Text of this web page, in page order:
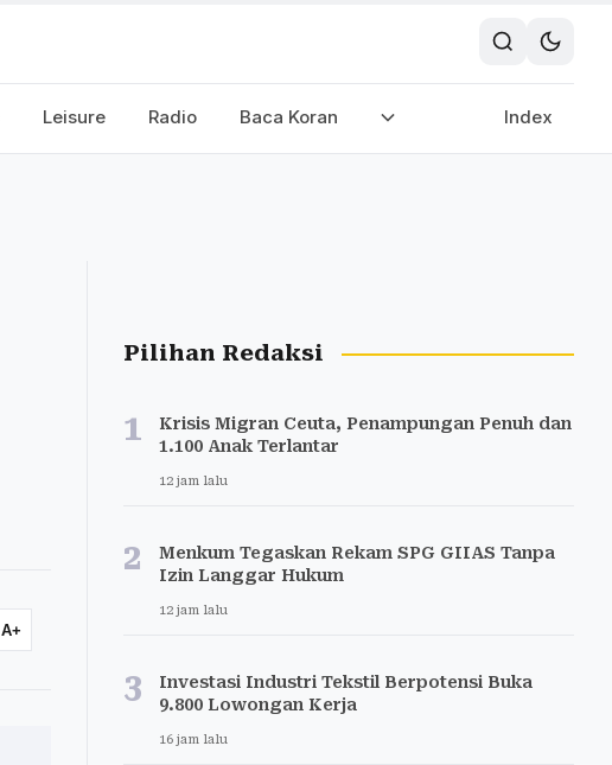
Leisure Radio Baca Koran Index
A+
Pilihan Redaksi
1
Krisis Migran Ceuta, Penampungan Penuh dan
1.100 Anak Terlantar
12 jam lalu
2
Menkum Tegaskan Rekam SPG GIIAS Tanpa
Izin Langgar Hukum
12 jam lalu
3
Investasi Industri Tekstil Berpotensi Buka
9.800 Lowongan Kerja
16 jam lalu